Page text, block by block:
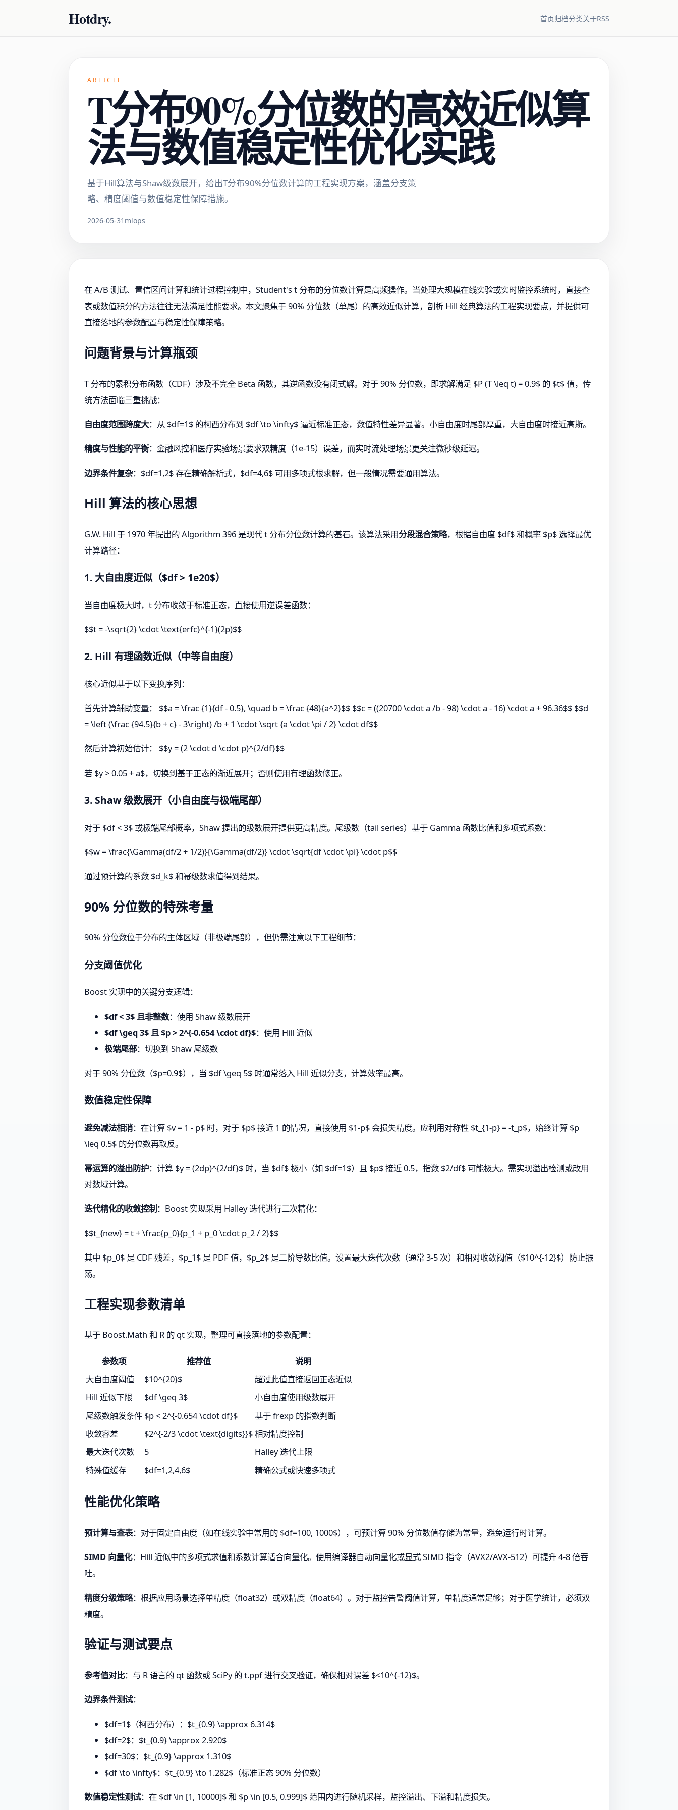
Hotdry. 首页归档分类关于RSS
ARTICLE
T分布90%分位数的高效近似算
法与数值稳定性优化实践
基于Hill算法与Shaw级数展开，给出T分布90%分位数计算的工程实现方案，涵盖分支策
略、精度阈值与数值稳定性保障措施。
2026-05-31 mlops
在 A/B 测试、置信区间计算和统计过程控制中，Student's t 分布的分位数计算是高频操作。当处理大规模在线实验或实时监控系统时，直接查
表或数值积分的方法往往无法满足性能要求。本文聚焦于 90% 分位数（单尾）的高效近似计算，剖析 Hill 经典算法的工程实现要点，并提供可
直接落地的参数配置与稳定性保障策略。
问题背景与计算瓶颈
T 分布的累积分布函数（CDF）涉及不完全 Beta 函数，其逆函数没有闭式解。对于 90% 分位数，即求解满足 $P (T \leq t) = 0.9$ 的 $t$ 值，传
统方法面临三重挑战：
自由度范围跨度大：从 $df=1$ 的柯西分布到 $df \to \infty$ 逼近标准正态，数值特性差异显著。小自由度时尾部厚重，大自由度时接近高斯。
精度与性能的平衡：金融风控和医疗实验场景要求双精度（1e-15）误差，而实时流处理场景更关注微秒级延迟。
边界条件复杂：$df=1,2$ 存在精确解析式，$df=4,6$ 可用多项式根求解，但一般情况需要通用算法。
Hill 算法的核心思想
G.W. Hill 于 1970 年提出的 Algorithm 396 是现代 t 分布分位数计算的基石。该算法采用分段混合策略，根据自由度 $df$ 和概率 $p$ 选择最优
计算路径：
1. 大自由度近似（$df > 1e20$）
当自由度极大时，t 分布收敛于标准正态，直接使用逆误差函数：
$$t = -\sqrt{2} \cdot \text{erfc}^{-1}(2p)$$
2. Hill 有理函数近似（中等自由度）
核心近似基于以下变换序列：
首先计算辅助变量： $$a = \frac {1}{df - 0.5}, \quad b = \frac {48}{a^2}$$ $$c = ((20700 \cdot a /b - 98) \cdot a - 16) \cdot a + 96.36$$ $$d
= \left (\frac {94.5}{b + c} - 3\right) /b + 1 \cdot \sqrt {a \cdot \pi / 2} \cdot df$$
然后计算初始估计： $$y = (2 \cdot d \cdot p)^{2/df}$$
若 $y > 0.05 + a$，切换到基于正态的渐近展开；否则使用有理函数修正。
3. Shaw 级数展开（小自由度与极端尾部）
对于 $df < 3$ 或极端尾部概率，Shaw 提出的级数展开提供更高精度。尾级数（tail series）基于 Gamma 函数比值和多项式系数：
$$w = \frac{\Gamma(df/2 + 1/2)}{\Gamma(df/2)} \cdot \sqrt{df \cdot \pi} \cdot p$$
通过预计算的系数 $d_k$ 和幂级数求值得到结果。
90% 分位数的特殊考量
90% 分位数位于分布的主体区域（非极端尾部），但仍需注意以下工程细节：
分支阈值优化
Boost 实现中的关键分支逻辑：
$df < 3$ 且非整数：使用 Shaw 级数展开
$df \geq 3$ 且 $p > 2^{-0.654 \cdot df}$：使用 Hill 近似
极端尾部：切换到 Shaw 尾级数
对于 90% 分位数（$p=0.9$），当 $df \geq 5$ 时通常落入 Hill 近似分支，计算效率最高。
数值稳定性保障
避免减法相消：在计算 $v = 1 - p$ 时，对于 $p$ 接近 1 的情况，直接使用 $1-p$ 会损失精度。应利用对称性 $t_{1-p} = -t_p$，始终计算 $p
\leq 0.5$ 的分位数再取反。
幂运算的溢出防护：计算 $y = (2dp)^{2/df}$ 时，当 $df$ 极小（如 $df=1$）且 $p$ 接近 0.5，指数 $2/df$ 可能极大。需实现溢出检测或改用
对数域计算。
迭代精化的收敛控制：Boost 实现采用 Halley 迭代进行二次精化：
$$t_{new} = t + \frac{p_0}{p_1 + p_0 \cdot p_2 / 2}$$
其中 $p_0$ 是 CDF 残差，$p_1$ 是 PDF 值，$p_2$ 是二阶导数比值。设置最大迭代次数（通常 3-5 次）和相对收敛阈值（$10^{-12}$）防止振
荡。
工程实现参数清单
基于 Boost.Math 和 R 的 qt 实现，整理可直接落地的参数配置：
参数项 推荐值
说明
大自由度阈值
$10^{20}$
超过此值直接返回正态近似
Hill 近似下限
$df \geq 3$
小自由度使用级数展开
尾级数触发条件 $p < 2^{-0.654 \cdot df}$
基于 frexp 的指数判断
收敛容差
$2^{-2/3 \cdot \text{digits}}$相对精度控制
最大迭代次数
5
Halley 迭代上限
特殊值缓存
$df=1,2,4,6$ 精确公式或快速多项式
性能优化策略
预计算与查表：对于固定自由度（如在线实验中常用的 $df=100, 1000$），可预计算 90% 分位数值存储为常量，避免运行时计算。
SIMD 向量化：Hill 近似中的多项式求值和系数计算适合向量化。使用编译器自动向量化或显式 SIMD 指令（AVX2/AVX-512）可提升 4-8 倍吞
吐。
精度分级策略：根据应用场景选择单精度（float32）或双精度（float64）。对于监控告警阈值计算，单精度通常足够；对于医学统计，必须双
精度。
验证与测试要点
参考值对比：与 R 语言的 qt 函数或 SciPy 的 t.ppf 进行交叉验证，确保相对误差 $<10^{-12}$。
边界条件测试：
$df=1$（柯西分布）：$t_{0.9} \approx 6.314$
$df=2$：$t_{0.9} \approx 2.920$
$df=30$：$t_{0.9} \approx 1.310$
$df \to \infty$：$t_{0.9} \to 1.282$（标准正态 90% 分位数）
数值稳定性测试：在 $df \in [1, 10000]$ 和 $p \in [0.5, 0.999]$ 范围内进行随机采样，监控溢出、下溢和精度损失。